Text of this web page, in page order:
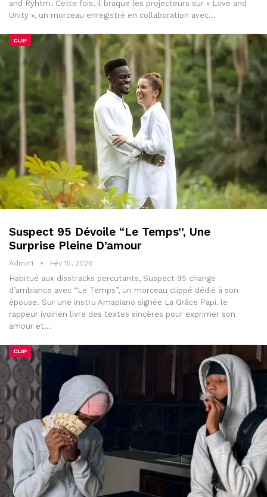
and Ryhtm. Cette fois, il braque les projecteurs sur « Love and
Unity », un morceau enregistré en collaboration avec…
CLIP
Suspect 95 Dévoile “Le Temps”, Une
Surprise Pleine D’amour
Admin1 Fév 15, 2026
Habitué aux disstracks percutants, Suspect 95 change
d’ambiance avec “Le Temps”, un morceau clippé dédié à son
épouse. Sur une instru Amapiano signée La Grâce Papi, le
rappeur ivoirien livre des textes sincères pour exprimer son
amour et…
CLIP